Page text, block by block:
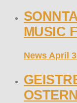
MUSIC
News April